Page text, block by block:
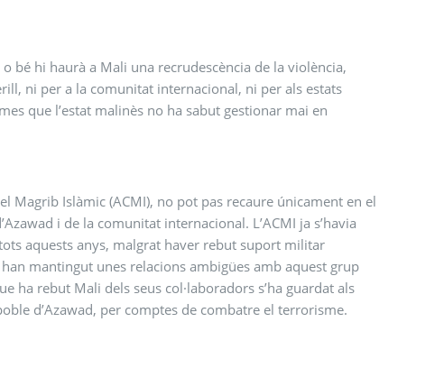
hi haurà a Mali una recrudescència de la violència,
ni per a la comunitat internacional, ni per als estats
que l’estat malinès no ha sabut gestionar mai en
Islàmic (ACMI), no pot pas recaure únicament en el
i de la comunitat internacional. L’ACMI ja s’havia
aquests anys, malgrat haver rebut suport militar
mantingut unes relacions ambigües amb aquest grup
rebut Mali dels seus col·laboradors s’ha guardat als
d’Azawad, per comptes de combatre el terrorisme.